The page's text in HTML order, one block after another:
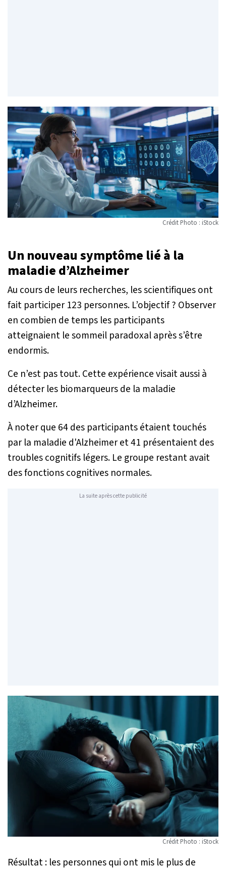
Crédit Photo : iStock
Un nouveau symptôme lié à la
maladie d’Alzheimer
Au cours de leurs recherches, les scientifiques ont
fait participer 123 personnes. L’objectif ? Observer
en combien de temps les participants
atteignaient le sommeil paradoxal après s’être
endormis.
Ce n’est pas tout. Cette expérience visait aussi à
détecter les biomarqueurs de la maladie
d’Alzheimer.
À noter que 64 des participants étaient touchés
par la maladie d'Alzheimer et 41 présentaient des
troubles cognitifs légers. Le groupe restant avait
des fonctions cognitives normales.
La suite après cette publicité
Crédit Photo : iStock
Résultat : les personnes qui ont mis le plus de